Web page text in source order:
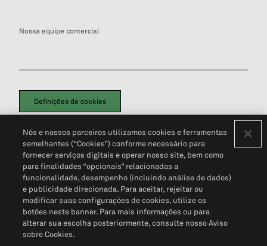
Nossa equipe comercial
Definições de cookies
Política de PrivacidadePortal de privacidade do cliente (em inglês)
Não Venda Minhas Informações Pessoais© 2026 S&P Global
Nós e nossos parceiros utilizamos cookies e ferramentas
semelhantes (“Cookies”) conforme necessário para
fornecer serviços digitais e operar nosso site, bem como
para finalidades “opcionais” relacionadas a
funcionalidade, desempenho (incluindo análise de dados)
e publicidade direcionada. Para aceitar, rejeitar ou
modificar suas configurações de cookies, utilize os
botões neste banner. Para mais informações ou para
alterar sua escolha posteriormente, consulte nosso Aviso
sobre Cookies.